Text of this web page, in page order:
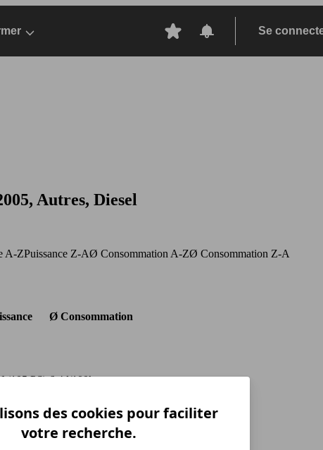
Se
Autres, Diesel
A-ZPuissance Z-AØ Consommation A-ZØ Consommation Z-A
Ø Consommation
(105 PS) 6.4 l/100km
(105 PS) 6.4 l/100km
(105 PS)
6.4 l/100km
(105 PS) 6.4 l/100km
des cookies pour faciliter
votre recherche.